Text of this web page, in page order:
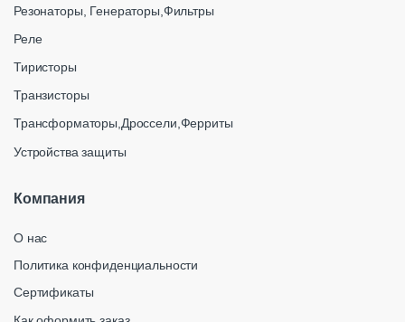
Резонаторы, Генераторы,Фильтры
Реле
Тиристоры
Транзисторы
Трансформаторы,Дроссели,Ферриты
Устройства защиты
Компания
О нас
Политика конфиденциальности
Сертификаты